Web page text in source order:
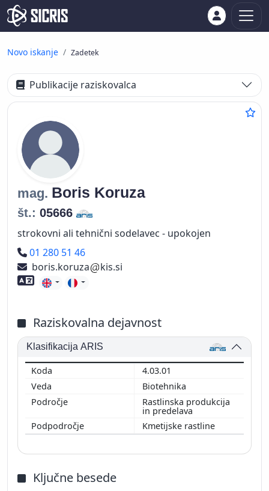
Novo iskanje Zadetek
Publikacije raziskovalca
mag. Boris Koruza
št.: 05666
strokovni ali tehnični sodelavec - upokojen
Telefon
01 280 51 46
boris.koruza
kis.si
Znanje tujih jezikov
Raziskovalna dejavnost
Klasifikacija ARIS
4.03.01
Biotehnika
Rastlinska produkcija
in predelava
Kmetijske rastline
Ključne besede